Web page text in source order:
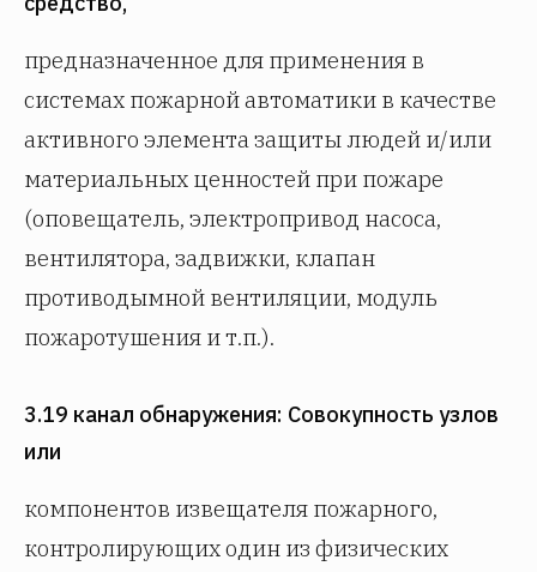
предназначенное для применения в
системах пожарной автоматики в качестве
активного элемента защиты людей и/или
материальных ценностей при пожаре
(оповещатель, электропривод насоса,
вентилятора, задвижки, клапан
противодымной вентиляции, модуль
пожаротушения и т.п.).
3.19 канал обнаружения: Совокупность узлов
или
компонентов извещателя пожарного,
контролирующих один из физических